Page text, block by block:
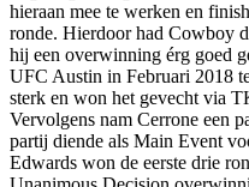
hieraan mee te werken en
ronde. Hierdoor had Cowboy
hij een overwinning érg goed
UFC Austin in Februari 2018
sterk en won het gevecht via
Vervolgens nam Cerrone een
partij diende als Main Event
Edwards won de eerste drie